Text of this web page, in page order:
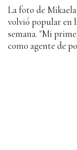
La foto de
volvió popular en
semana. "Mi
como agente de